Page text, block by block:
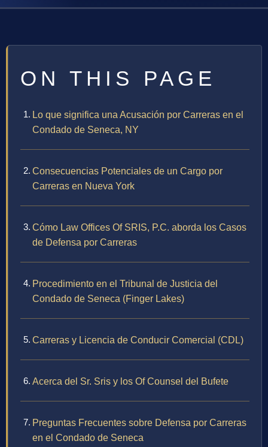
ON THIS PAGE
Lo que significa una Acusación por Carreras en el
Condado de Seneca, NY
Consecuencias Potenciales de un Cargo por
Carreras en Nueva York
Cómo Law Offices Of SRIS, P.C. aborda los Casos
de Defensa por Carreras
Procedimiento en el Tribunal de Justicia del
Condado de Seneca (Finger Lakes)
Carreras y Licencia de Conducir Comercial (CDL)
Acerca del Sr. Sris y los Of Counsel del Bufete
Preguntas Frecuentes sobre Defensa por Carreras
en el Condado de Seneca